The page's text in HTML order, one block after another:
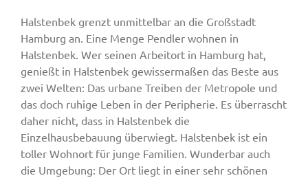
Halstenbek grenzt unmittelbar an die Großstadt
Hamburg an. Eine Menge Pendler wohnen in
Halstenbek. Wer seinen Arbeitort in Hamburg hat,
genießt in Halstenbek gewissermaßen das Beste aus
zwei Welten: Das urbane Treiben der Metropole und
das doch ruhige Leben in der Peripherie. Es überrascht
daher nicht, dass in Halstenbek die
Einzelhausbebauung überwiegt. Halstenbek ist ein
toller Wohnort für junge Familien. Wunderbar auch
die Umgebung: Der Ort liegt in einer sehr schönen